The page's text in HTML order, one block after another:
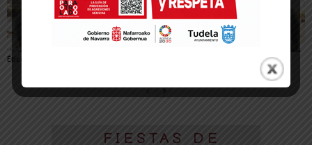
Ética, por Pepe Alfaro
Guerras, por Pepe